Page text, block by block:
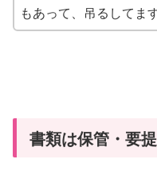
もあって、吊るしてま
書類は保管・要